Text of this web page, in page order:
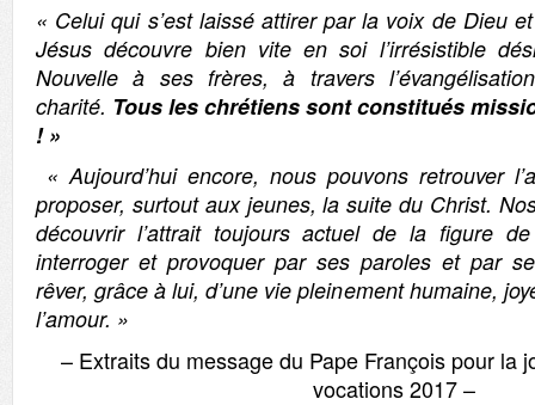
« Celui qui s’est laissé attirer par la voix de Dieu
Jésus découvre bien vite en soi l’irrésistible
Nouvelle à ses frères, à travers
charité. Tous les chrétiens sont constitués
! »
« Aujourd’hui encore, nous pouvons retrouver
proposer, surtout aux jeunes, la suite du Christ.
découvrir l’attrait toujours actuel de la figure
interroger et provoquer par ses paroles et par
rêver, grâce à lui, d’une vie pleinement humaine,
l’amour. »
– Extraits du message du Pape François pour la
vocations 2017 –